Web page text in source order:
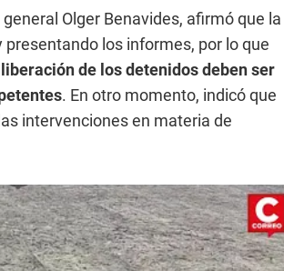
Olger Benavides, afirmó que la
los informes, por lo que
liberación de los detenidos deben ser
. En otro momento, indicó que
intervenciones en materia de